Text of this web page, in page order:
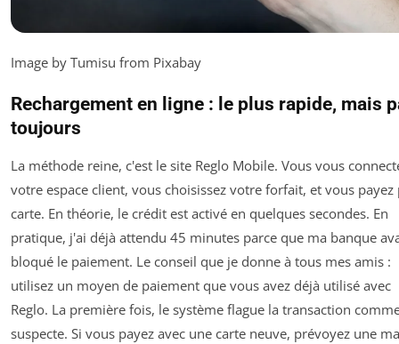
Image by Tumisu from Pixabay
Rechargement en ligne : le plus rapide, mais
toujours
La méthode reine, c'est le site Reglo Mobile. Vous vous
votre espace client, vous choisissez votre forfait, et vous payez
carte. En théorie, le crédit est activé en quelques secondes. En
pratique, j'ai déjà attendu 45 minutes parce que ma banque
bloqué le paiement. Le conseil que je donne à tous mes amis :
utilisez un moyen de paiement que vous avez déjà utilisé avec
Reglo. La première fois, le système flague la transaction
suspecte. Si vous payez avec une carte neuve, prévoyez une